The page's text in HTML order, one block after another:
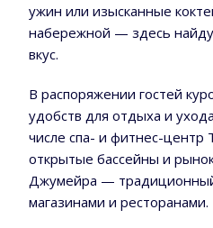
ужин или изысканные
набережной — здесь
вкус.
В распоряжении гостей
удобств для отдыха и
числе спа- и фитнес-центр
открытые бассейны и
Джумейра — традиционный
магазинами и ресторанами.